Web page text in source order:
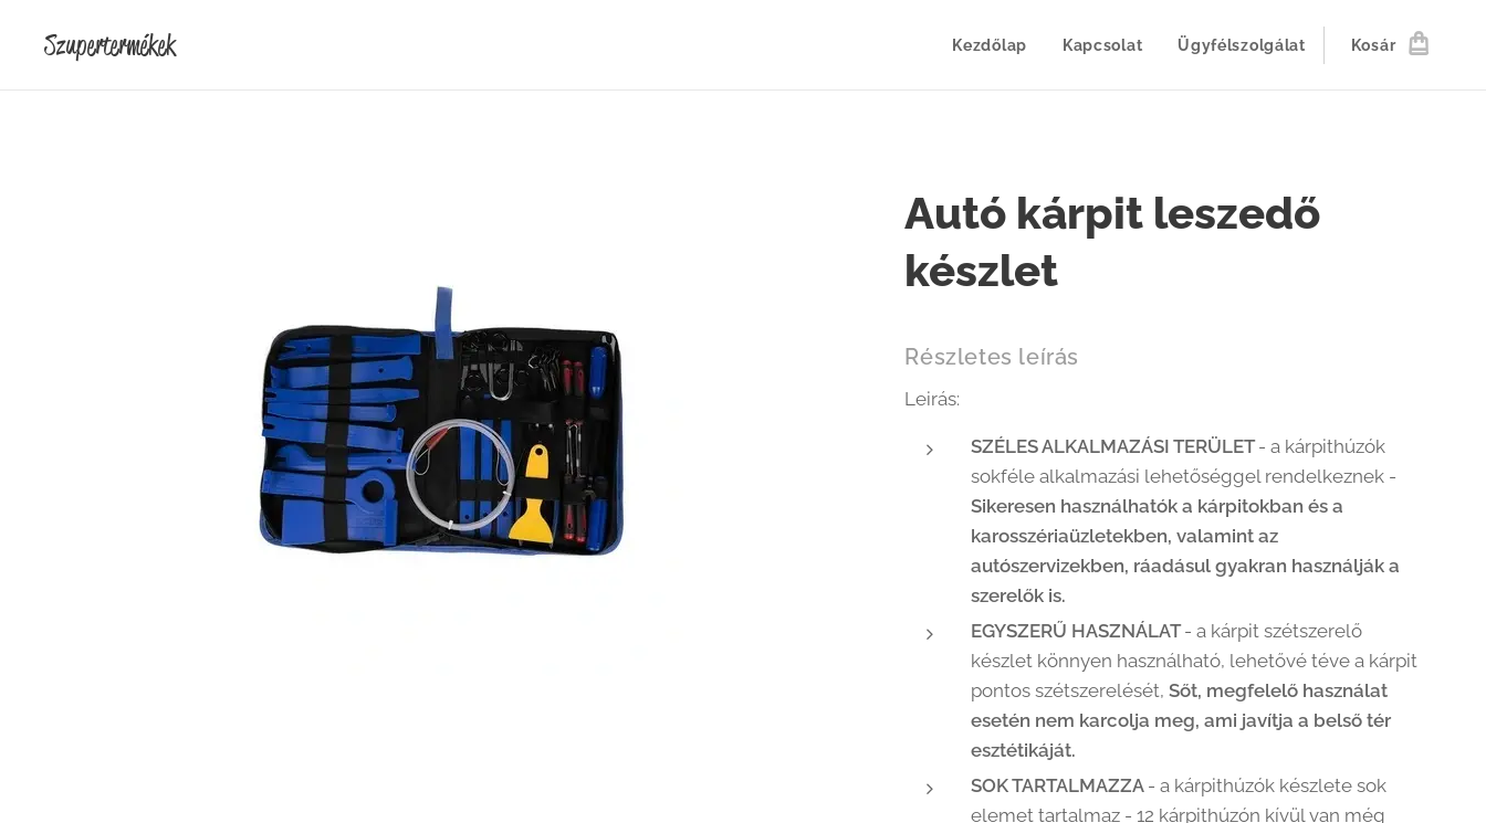
Szupertermékek Kezdőlap Kapcsolat Ügyfélszolgálat Kosár
Autó kárpit leszedő
készlet
Részletes leírás
Leirás:
SZÉLES ALKALMAZÁSI TERÜLET- a kárpithúzók
sokféle alkalmazási lehetőséggel rendelkeznek -
Sikeresen használhatók a kárpitokban és a
karosszériaüzletekben, valamint az
autószervizekben, ráadásul gyakran használják a
szerelők is.
EGYSZERŰ HASZNÁLAT- a kárpit szétszerelő
készlet könnyen használható, lehetővé téve a kárpit
pontos szétszerelését,Sőt, megfelelő használat
esetén nem karcolja meg, ami javítja a belső tér
esztétikáját.
SOK TARTALMAZZA - a kárpithúzók készlete sok
elemet tartalmaz - 12 kárpithúzón kívül van még